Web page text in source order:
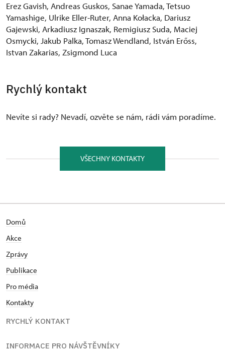
Erez Gavish, Andreas Guskos, Sanae Yamada, Tetsuo
Yamashige, Ulrike Eller-Ruter, Anna Kołacka, Dariusz
Gajewski, Arkadiusz Ignaszak, Remigiusz Suda, Maciej
Osmycki, Jakub Palka, Tomasz Wendland, István Erőss,
Istvan Zakarias, Zsigmond Luca
Rychlý kontakt
Nevíte si rady? Nevadí, ozvěte se nám, rádi vám poradíme.
VŠECHNY KONTAKTY
Domů
Akce
Zprávy
Publikace
Pro média
Kontakty
RYCHLÝ KONTAKT
INFORMACE PRO NÁVŠTĚVNÍKY